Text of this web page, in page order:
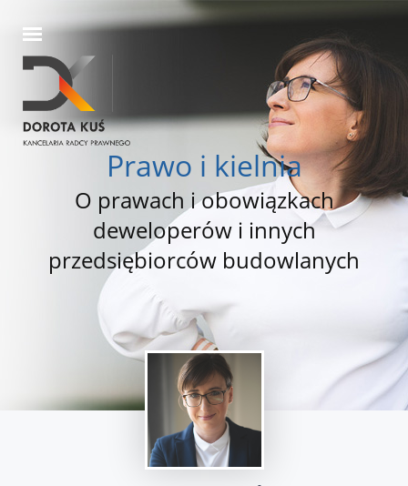
Prawo i kielnia
O prawach i obowiązkach
deweloperów i innych
przedsiębiorców budowlanych